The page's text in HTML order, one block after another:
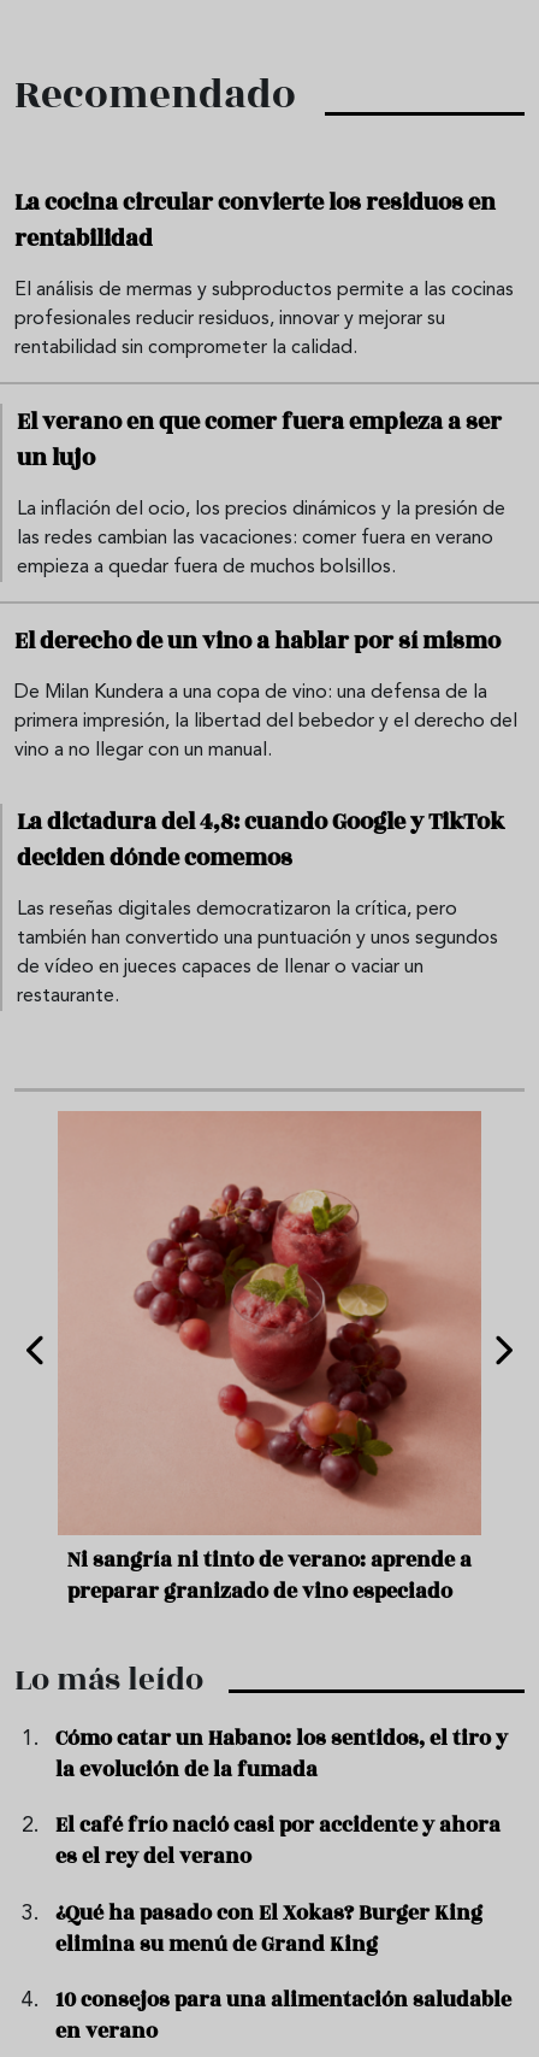
Recomendado
La cocina circular convierte los residuos en
rentabilidad
El análisis de mermas y subproductos permite a las cocinas
profesionales reducir residuos, innovar y mejorar su
rentabilidad sin comprometer la calidad.
El verano en que comer fuera empieza a ser
un lujo
La inflación del ocio, los precios dinámicos y la presión de
las redes cambian las vacaciones: comer fuera en verano
empieza a quedar fuera de muchos bolsillos.
El derecho de un vino a hablar por sí mismo
De Milan Kundera a una copa de vino: una defensa de la
primera impresión, la libertad del bebedor y el derecho del
vino a no llegar con un manual.
La dictadura del 4,8: cuando Google y TikTok
deciden dónde comemos
Las reseñas digitales democratizaron la crítica, pero
también han convertido una puntuación y unos segundos
de vídeo en jueces capaces de llenar o vaciar un
restaurante.
ni tinto de verano: aprende a
granizado de vino especiado
Aceitunas: el
verano
Lo más leído
Cómo catar un Habano: los sentidos, el tiro y
la evolución de la fumada
El café frío nació casi por accidente y ahora
es el rey del verano
¿Qué ha pasado con El Xokas? Burger King
elimina su menú de Grand King
10 consejos para una alimentación saludable
en verano